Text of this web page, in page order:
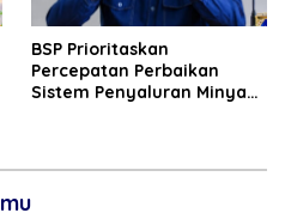
BSP Prioritaskan
Percepatan Perbaikan
Sistem Penyaluran Minyak